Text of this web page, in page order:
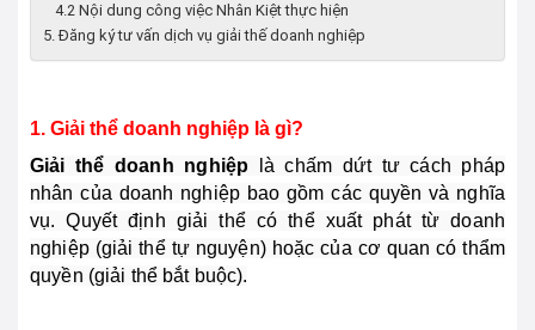
4.2 Nội dung công việc Nhân Kiệt thực hiện
5. Đăng ký tư vấn dịch vụ giải thế doanh nghiệp
1. Giải thể doanh nghiệp là gì?
Giải thể doanh nghiệp là chấm dứt tư cách pháp
nhân của doanh nghiệp bao gồm các quyền và nghĩa
vụ. Quyết định giải thể có thể xuất phát từ doanh
nghiệp (giải thể tự nguyện) hoặc của cơ quan có thẩm
quyền (giải thể bắt buộc).